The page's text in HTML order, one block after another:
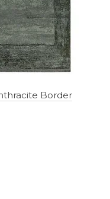
Border